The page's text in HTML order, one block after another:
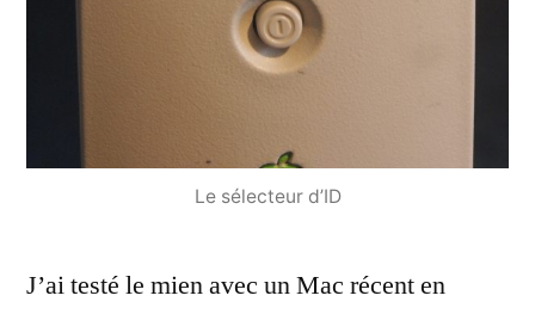
Le sélecteur d’ID
J’ai testé le mien avec un Mac récent en